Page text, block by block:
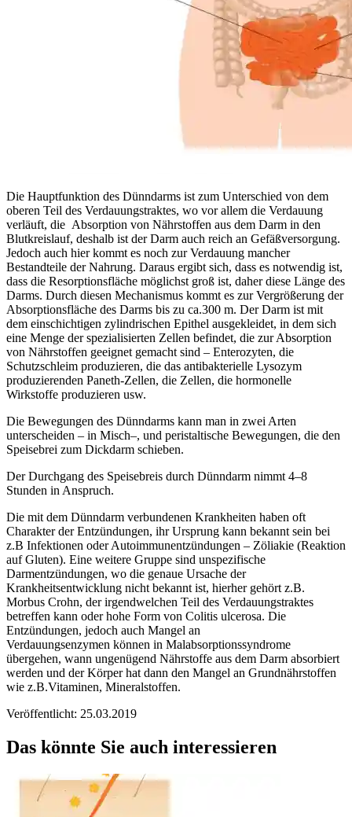
Die Hauptfunktion des Dünndarms ist zum Unterschied von dem
oberen Teil des Verdauungstraktes, wo vor allem die Verdauung
verläuft, die Absorption von Nährstoffen aus dem Darm in den
Blutkreislauf, deshalb ist der Darm auch reich an Gefäßversorgung.
Jedoch auch hier kommt es noch zur Verdauung mancher
Bestandteile der Nahrung. Daraus ergibt sich, dass es notwendig ist,
dass die Resorptionsfläche möglichst groß ist, daher diese Länge des
Darms. Durch diesen Mechanismus kommt es zur Vergrößerung der
Absorptionsfläche des Darms bis zu ca.300 m. Der Darm ist mit
dem einschichtigen zylindrischen Epithel ausgekleidet, in dem sich
eine Menge der spezialisierten Zellen befindet, die zur Absorption
von Nährstoffen geeignet gemacht sind – Enterozyten, die
Schutzschleim produzieren, die das antibakterielle Lysozym
produzierenden Paneth-Zellen, die Zellen, die hormonelle
Wirkstoffe produzieren usw.
Die Bewegungen des Dünndarms kann man in zwei Arten
unterscheiden – in Misch–, und peristaltische Bewegungen, die den
Speisebrei zum Dickdarm schieben.
Der Durchgang des Speisebreis durch Dünndarm nimmt 4–8
Stunden in Anspruch.
Die mit dem Dünndarm verbundenen Krankheiten haben oft
Charakter der Entzündungen, ihr Ursprung kann bekannt sein bei
z.B Infektionen oder Autoimmunentzündungen – Zöliakie (Reaktion
auf Gluten). Eine weitere Gruppe sind unspezifische
Darmentzündungen, wo die genaue Ursache der
Krankheitsentwicklung nicht bekannt ist, hierher gehört z.B.
Morbus Crohn, der irgendwelchen Teil des Verdauungstraktes
betreffen kann oder hohe Form von Colitis ulcerosa. Die
Entzündungen, jedoch auch Mangel an
Verdauungsenzymen können in Malabsorptionssyndrome
übergehen, wann ungenügend Nährstoffe aus dem Darm absorbiert
werden und der Körper hat dann den Mangel an Grundnährstoffen
wie z.B.Vitaminen, Mineralstoffen.
Veröffentlicht: 25.03.2019
Das könnte Sie auch interessieren